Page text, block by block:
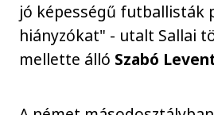
jó képességű futballisták
hiányzókat" - utalt Sallai
mellette álló Szabó